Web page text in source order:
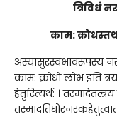
त्रिविधं
काम:
अस्यासुरस्वभावरूपस्य
काम: क्रोधो लोभ इति
हेतुरित्यर्थ: ।